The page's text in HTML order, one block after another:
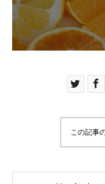
この記事